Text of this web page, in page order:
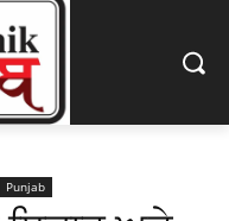
Punjab